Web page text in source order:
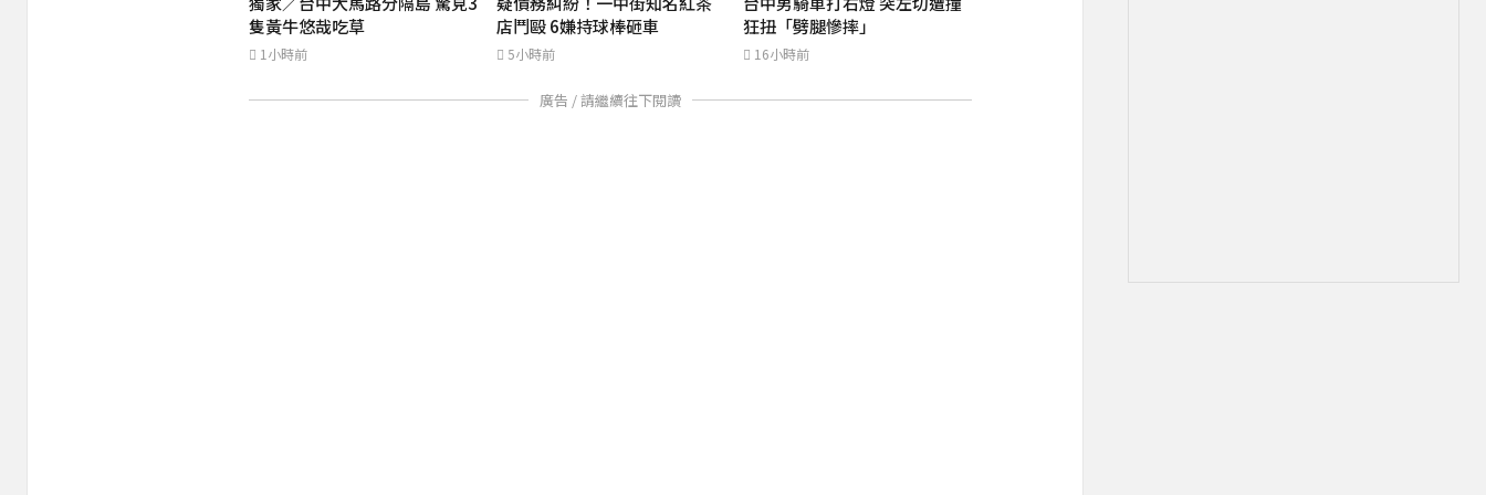
隻黃牛悠哉吃草
1小時前
店鬥毆 6嫌持球棒砸車
5小時前
狂扭「劈腿慘摔」
16小時前
廣告 / 請繼續往下閱讀